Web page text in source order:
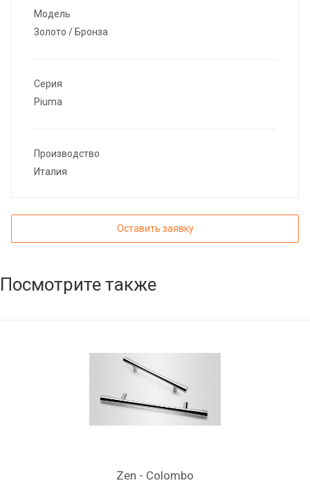
Модель
Золото / Бронза
Серия
Piuma
Производство
Италия
Оставить заявку
Посмотрите также
Zen - Colombo